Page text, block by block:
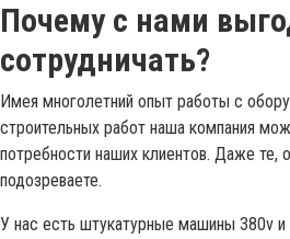
Почему с нами
сотрудничать?
Имея многолетний опыт работы с
строительных работ наша компания
потребности наших клиентов. Даже те,
подозреваете.
У нас есть штукатурные машины 380v